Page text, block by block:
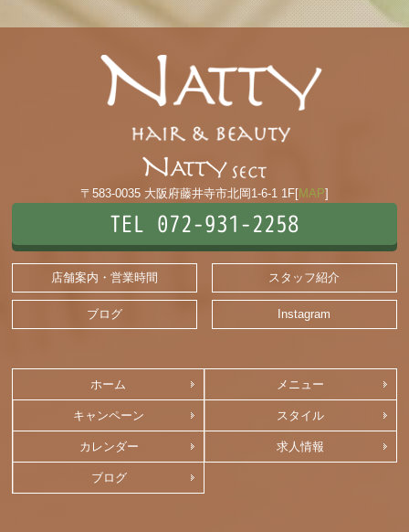
〒583-0035 大阪府藤井寺市北岡1-6-1 1F[MAP]
TEL 072-931-2258
店舗案内・営業時間 スタッフ紹介
ブログ Instagram
ホーム メニュー
キャンペーン スタイル
カレンダー 求人情報
ブログ